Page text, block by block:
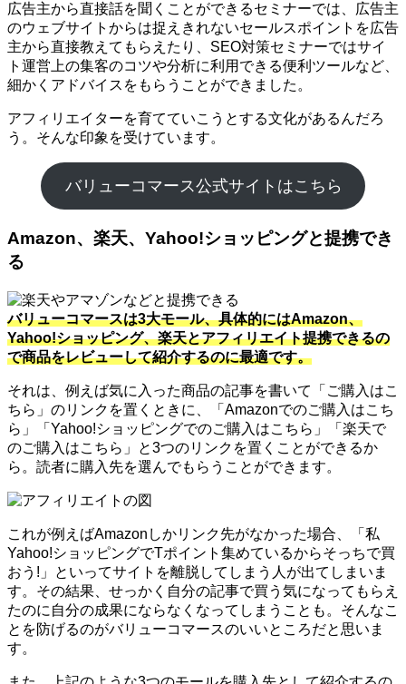
広告主から直接話を聞くことができるセミナーでは、広告主
のウェブサイトからは捉えきれないセールスポイントを広告
主から直接教えてもらえたり、SEO対策セミナーではサイ
ト運営上の集客のコツや分析に利用できる便利ツールなど、
細かくアドバイスをもらうことができました。
アフィリエイターを育てていこうとする文化があるんだろ
う。そんな印象を受けています。
バリューコマース公式サイトはこちら
Amazon、楽天、Yahoo!ショッピングと提携でき
る
バリューコマースは3大モール、具体的にはAmazon、
Yahoo!ショッピング、楽天とアフィリエイト提携できるの
で商品をレビューして紹介するのに最適です。
それは、例えば気に入った商品の記事を書いて「ご購入はこ
ちら」のリンクを置くときに、「Amazonでのご購入はこち
ら」「Yahoo!ショッピングでのご購入はこちら」「楽天で
のご購入はこちら」と3つのリンクを置くことができるか
ら。読者に購入先を選んでもらうことができます。
これが例えばAmazonしかリンク先がなかった場合、「私
Yahoo!ショッピングでTポイント集めているからそっちで買
おう!」といってサイトを離脱してしまう人が出てしまいま
す。その結果、せっかく自分の記事で買う気になってもらえ
たのに自分の成果にならなくなってしまうことも。そんなこ
とを防げるのがバリューコマースのいいところだと思いま
す。